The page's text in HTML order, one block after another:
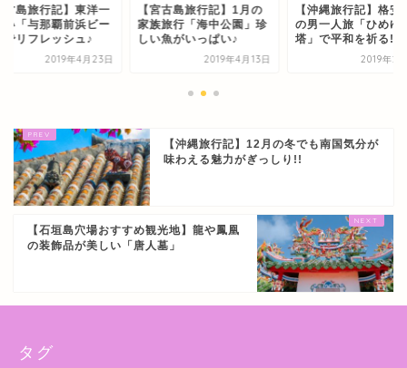
古島旅行記】東洋一
い「与那覇前浜ビー
でリフレッシュ♪
2019年4月23日
【宮古島旅行記】1月の
家族旅行「海中公園」珍
しい魚がいっぱい♪
2019年4月13日
【沖縄旅行記】格安
の男一人旅「ひめゆ
塔」で平和を祈る!
2019年2
【沖縄旅行記】12月の冬でも南国気分が
味わえる魅力がぎっしり!!
【石垣島穴場おすすめ観光地】龍や鳳凰
の装飾品が美しい「唐人墓」
タグ